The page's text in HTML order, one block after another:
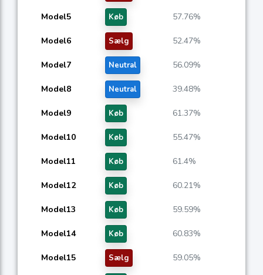
Model5 Køb 57.76%
Model6 Sælg 52.47%
Model7 Neutral 56.09%
Model8 Neutral 39.48%
Model9 Køb 61.37%
Model10 Køb 55.47%
Model11 Køb 61.4%
Model12 Køb 60.21%
Model13 Køb 59.59%
Model14 Køb 60.83%
Model15 Sælg 59.05%